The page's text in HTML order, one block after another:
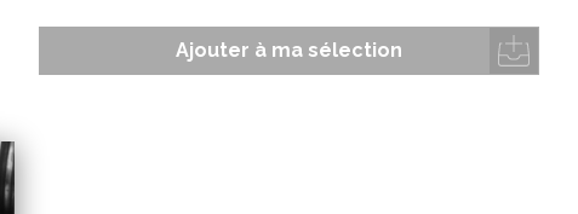
Ajouter à ma sélection